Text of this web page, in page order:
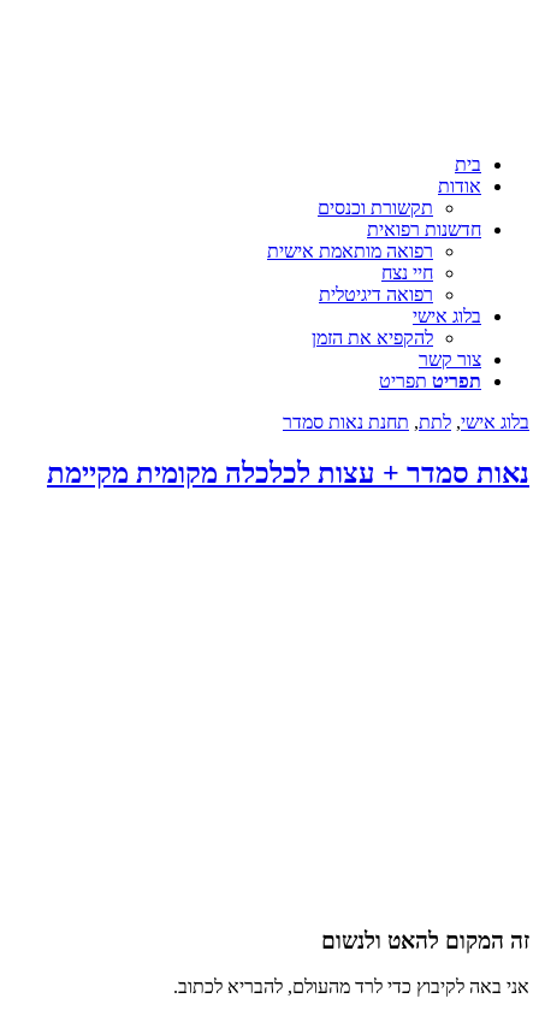
אודות
תקשורת וכנסים
חדשנות רפואית
רפואה מותאמת אישית
חיי נצח
רפואה דיגיטלית
בלוג אישי
להקפיא את הזמן
צור קשר
תפריט תפריט
, לתת, תחנת נאות סמדר
סמדר + עצות לכלכלה מקומית מקיימת
להאט ולנשום
לקיבוץ כדי לרד מהעולם, להבריא לכתוב.